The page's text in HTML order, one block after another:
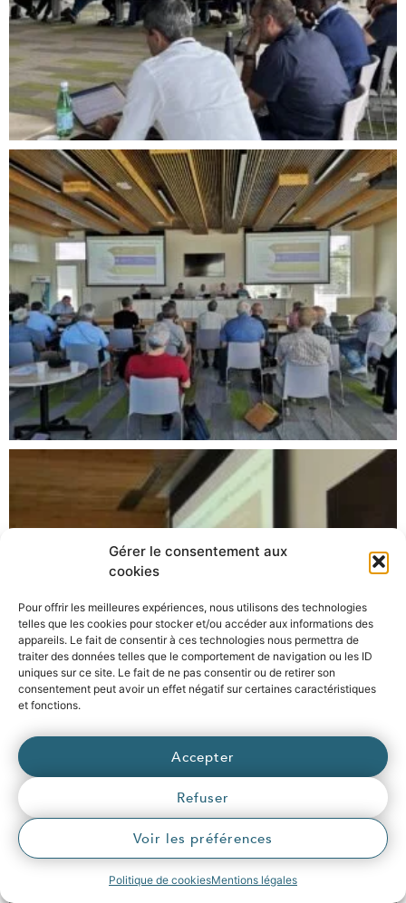
Gérer le consentement aux
cookies
Pour offrir les meilleures expériences, nous utilisons des technologies
telles que les cookies pour stocker et/ou accéder aux informations des
appareils. Le fait de consentir à ces technologies nous permettra de
traiter des données telles que le comportement de navigation ou les ID
uniques sur ce site. Le fait de ne pas consentir ou de retirer son
consentement peut avoir un effet négatif sur certaines caractéristiques
et fonctions.
Accepter
Refuser
Voir les préférences
Politique de cookiesMentions légales